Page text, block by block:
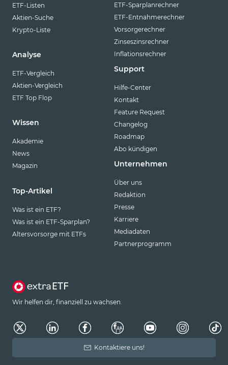
ETF-Listen
Aktien-Suche
Krypto-Liste
Analyse
ETF-Vergleich
Aktien-Vergleich
ETF Top Flop
Wissen
Akademie
News
Magazin
Top-Artikel
Was ist ein ETF?
Was ist ein ETF-Sparplan?
Altersvorsorge mit ETFs
ETF-Sparplanrechner
ETF-Entnahmerechner
Vorsorgerechner
Zinseszinsrechner
Inflationsrechner
Support
Hilfe-Center
Kontakt
Feature Request
Changelog
Roadmap
Abo kündigen
Unternehmen
Über uns
Redaktion
Presse
Karriere
Mediadaten
Partnerprogramm
Wir helfen dir, finanziell zu wachsen.
Kontaktiere uns!